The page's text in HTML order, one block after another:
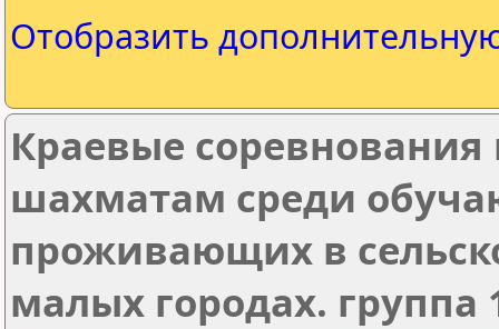
Отобразить
Краевые
шахматам среди
проживающих в
малых городах. группа